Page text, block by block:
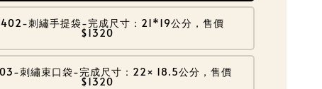
刺繡手提袋-完成尺寸：21*19公分，售價
$1320
刺繡束口袋-完成尺寸：22× 18.5公分，售價
$1320